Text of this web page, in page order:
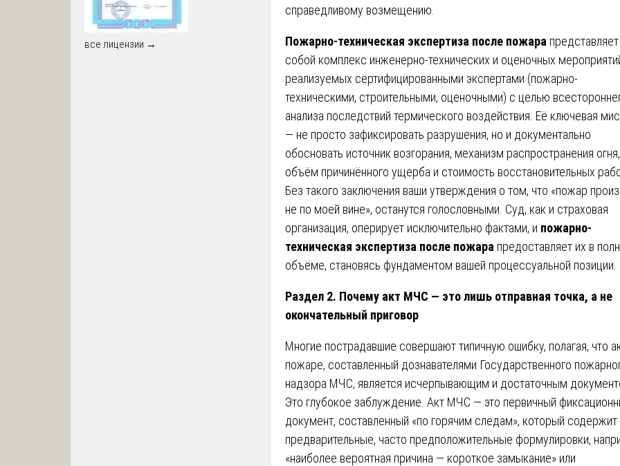
справедливому возмещению.
Пожарно-техническая экспертиза после пожара представляет
собой комплекс инженерно-технических и оценочных
реализуемых сертифицированными экспертами (пожарно-
техническими, строительными, оценочными) с целью
анализа последствий термического воздействия. Её ключевая
— не просто зафиксировать разрушения, но и документально
обосновать источник возгорания, механизм распространения огня,
объём причинённого ущерба и стоимость восстановительных
Без такого заключения ваши утверждения о том, что «пожар
не по моей вине», останутся голословными. Суд, как и страховая
организация, оперирует исключительно фактами, и пожарно-
техническая экспертиза после пожара предоставляет их в
объёме, становясь фундаментом вашей процессуальной позиции.
Раздел 2. Почему акт МЧС — это лишь отправная точка, а не
окончательный приговор
Многие пострадавшие совершают типичную ошибку, полагая, что
пожаре, составленный дознавателями Государственного
надзора МЧС, является исчерпывающим и достаточным
Это глубокое заблуждение. Акт МЧС — это первичный
документ, составленный «по горячим следам», который содержит
предварительные, часто предположительные формулировки,
«наиболее вероятная причина — короткое замыкание» или
все лицензии →